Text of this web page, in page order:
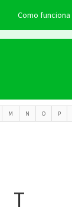
Como funciona
M N O P
T